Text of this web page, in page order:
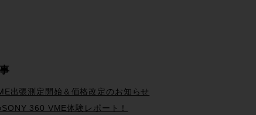
出張測定開始＆価格改定のお知らせ
SONY 360 VME体験レポート！